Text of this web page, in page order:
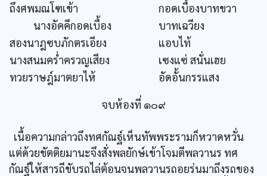
ถึงศพมณโฑเข้า
กอดเบื้องบาทขวา
นางอัคคีกอดเบื้อง
บาทเฉวียง
สองนาฎซบภักตรเอียง
แอบไท้
นางสนมคร่ำครวญเสียง
เซงแซ่ สนั่นเฮย
ทวยราษฎ์มาตยาไห้
อัดอั้นกรรแสง
จบห้องที่ ๑๐๙
เนื้อความกล่าวถึงทศกัณฐ์เห็นทัพพระรามก็หวาดหวั่น
แต่ด้วยขัตติยมานะจึงสั่งพลยักษ์เข้าโจมตีพลวานร ทศ
กัณฐ์ให้สารถีขับรถไล่ต้อนจนพลวานรถอยร่นมาถึงรถของ